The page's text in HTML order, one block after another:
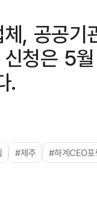
, 공공
청은 5
.
#제주 #하계CEO포